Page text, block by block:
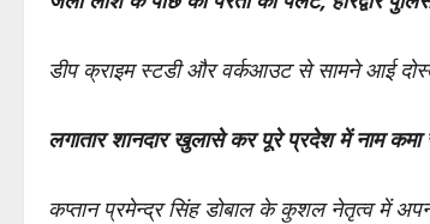
डीप क्राइम स्टडी और वर्कआउट से सामने आई
लगातार शानदार खुलासे कर पूरे प्रदेश में नाम कमा
कप्तान प्रमेन्द्र सिंह डोबाल के कुशल नेतृत्व में अपनी